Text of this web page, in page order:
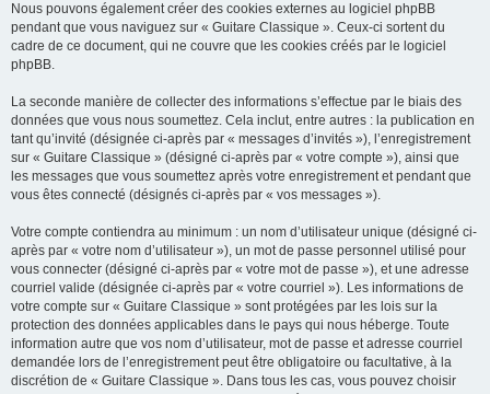
Nous pouvons également créer des cookies externes au logiciel phpBB
pendant que vous naviguez sur « Guitare Classique ». Ceux-ci sortent du
cadre de ce document, qui ne couvre que les cookies créés par le logiciel
phpBB.
La seconde manière de collecter des informations s’effectue par le biais des
données que vous nous soumettez. Cela inclut, entre autres : la publication en
tant qu’invité (désignée ci-après par « messages d’invités »), l’enregistrement
sur « Guitare Classique » (désigné ci-après par « votre compte »), ainsi que
les messages que vous soumettez après votre enregistrement et pendant que
vous êtes connecté (désignés ci-après par « vos messages »).
Votre compte contiendra au minimum : un nom d’utilisateur unique (désigné ci-
après par « votre nom d’utilisateur »), un mot de passe personnel utilisé pour
vous connecter (désigné ci-après par « votre mot de passe »), et une adresse
courriel valide (désignée ci-après par « votre courriel »). Les informations de
votre compte sur « Guitare Classique » sont protégées par les lois sur la
protection des données applicables dans le pays qui nous héberge. Toute
information autre que vos nom d’utilisateur, mot de passe et adresse courriel
demandée lors de l’enregistrement peut être obligatoire ou facultative, à la
discrétion de « Guitare Classique ». Dans tous les cas, vous pouvez choisir